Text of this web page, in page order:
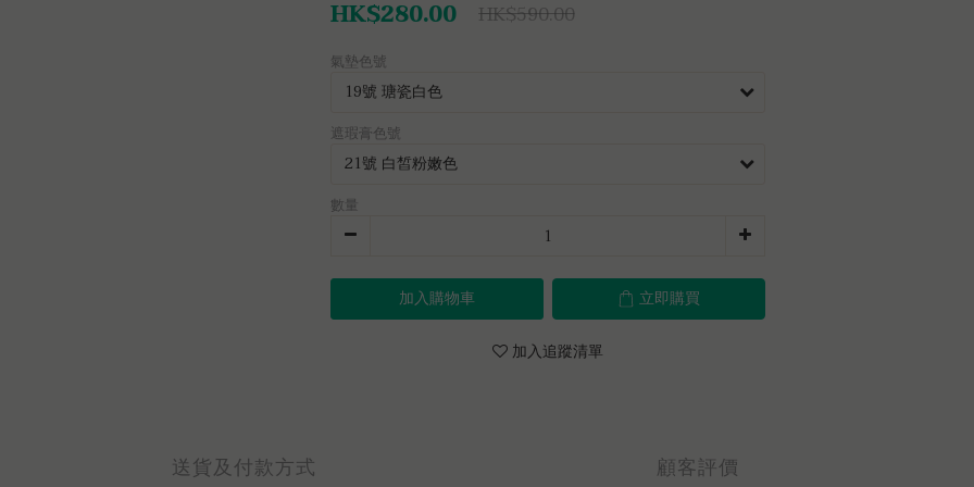
HK$280.00 HK$590.00
氣墊色號
遮瑕膏色號
數量
加入購物車 立即購買
加入追蹤清單
送貨及付款方式 顧客評價